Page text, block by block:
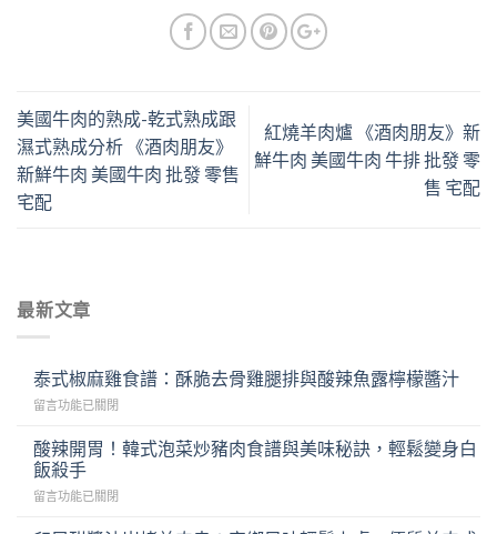
最新文章
泰式椒麻雞食譜：酥脆去骨雞腿排與酸辣魚露檸檬醬汁
在
式
椒
麻
雞
留言功能已關閉
酸辣開胃！韓式泡菜炒豬肉食譜與美味秘訣，輕鬆變身白
飯殺手
在
留言功能已關閉
美國牛肉的熟成-乾式熟成跟
濕式熟成分析 《酒肉朋友》
新鮮牛肉 美國牛肉 批發 零售
宅配
紅燒羊肉爐 《酒肉朋友》新
鮮牛肉 美國牛肉 牛排 批發 零
售 宅配